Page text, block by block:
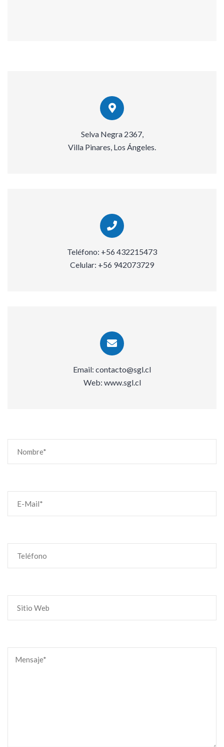
Selva Negra 2367,
Villa Pinares, Los Ángeles.
Teléfono: +56 432215473
Celular: +56 942073729
Email: contacto@sgl.cl
Web: www.sgl.cl